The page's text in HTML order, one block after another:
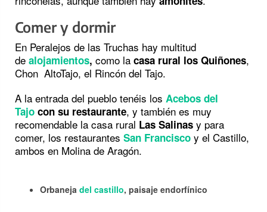
Comer y dormir
En Peralejos de las Truchas hay multitud
de alojamientos, como la casa rural los Quiñones,
Chon AltoTajo, el Rincón del Tajo.
A la entrada del pueblo tenéis los Acebos del
Tajo con su restaurante, y también es muy
recomendable la casa rural Las Salinas y para
comer, los restaurantes San Francisco y el Castillo,
ambos en Molina de Aragón.
Orbaneja del castillo, paisaje endorfínico